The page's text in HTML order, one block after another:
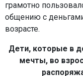
грамотно
общению с
возрасте.
Дети, которые в
мечты, во